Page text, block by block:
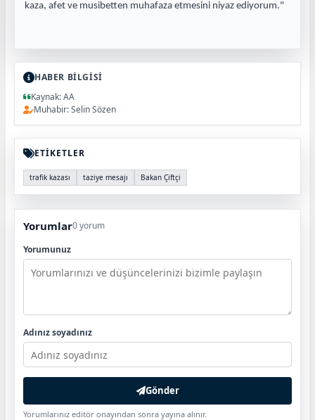
kaza, afet ve musibetten muhafaza etmesini niyaz ediyorum."
HABER BİLGİSİ
Kaynak: AA
Muhabir: Selin Sözen
ETİKETLER
trafik kazası taziye mesajı Bakan Çiftçi
Yorumlar0 yorum
Yorumunuz
Adınız soyadınız
Gönder
Yorumlarınız editör onayından sonra yayına alınır.